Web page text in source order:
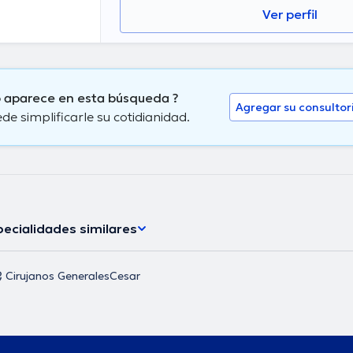
Ver perfil
aparece en esta búsqueda ?
simplificarle su cotidianidad.
Agregar su
similares
Cirujanos GeneralesCesar